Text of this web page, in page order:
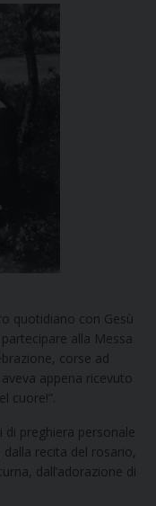
quotidiano con Gesù
alla Messa
corse ad
appena ricevuto
cuore!”.
preghiera personale
recita del rosario,
dall’adorazione di